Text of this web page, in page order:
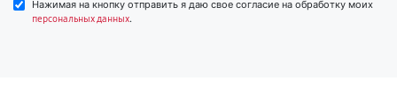
Нажимая на кнопку отправить я даю свое согласие на обработку моих
персональных данных.